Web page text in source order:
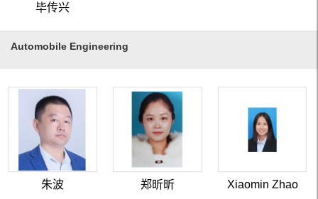
毕传兴
Automobile Engineering
朱波 郑昕昕 Xiaomin Zhao